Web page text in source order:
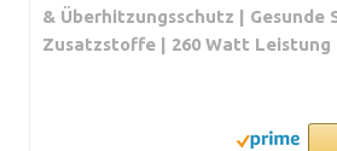
& Überhitzungsschutz | Gesunde
Zusatzstoffe | 260 Watt Leistung